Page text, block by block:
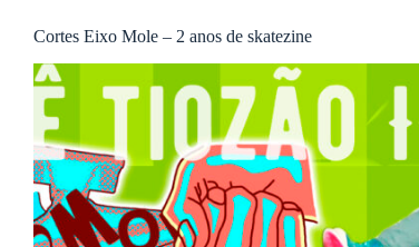
Cortes Eixo Mole – 2 anos de skatezine